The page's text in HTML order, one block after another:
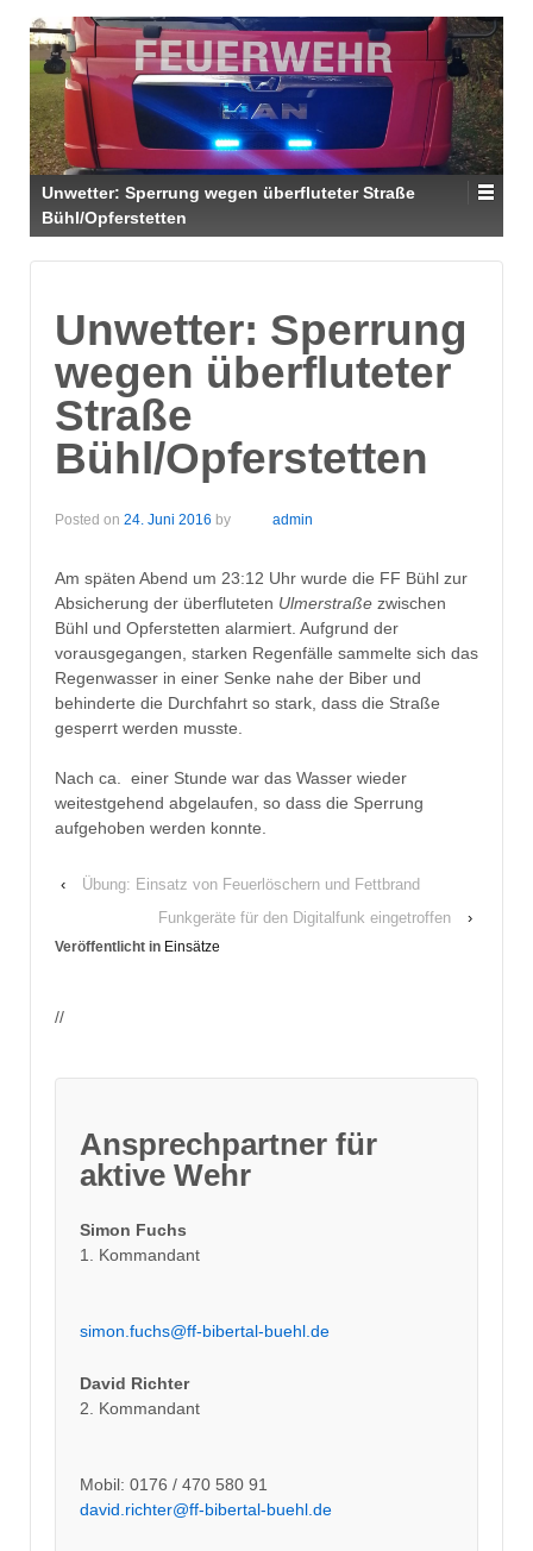
Unwetter: Sperrung wegen überfluteter Straße
Bühl/Opferstetten
Unwetter: Sperrung
wegen überfluteter
Straße
Bühl/Opferstetten
Posted on 24. Juni 2016 by admin
Am späten Abend um 23:12 Uhr wurde die FF Bühl zur
Absicherung der überfluteten Ulmerstraße zwischen
Bühl und Opferstetten alarmiert. Aufgrund der
vorausgegangen, starken Regenfälle sammelte sich das
Regenwasser in einer Senke nahe der Biber und
behinderte die Durchfahrt so stark, dass die Straße
gesperrt werden musste.
Nach ca. einer Stunde war das Wasser wieder
weitestgehend abgelaufen, so dass die Sperrung
aufgehoben werden konnte.
‹
Übung: Einsatz von Feuerlöschern und Fettbrand
Funkgeräte für den Digitalfunk eingetroffen
›
Veröffentlicht in Einsätze
//
Ansprechpartner für
aktive Wehr
Simon Fuchs
1. Kommandant
simon.fuchs@ff-bibertal-buehl.de
David Richter
2. Kommandant
Mobil: 0176 / 470 580 91
david.richter@ff-bibertal-buehl.de